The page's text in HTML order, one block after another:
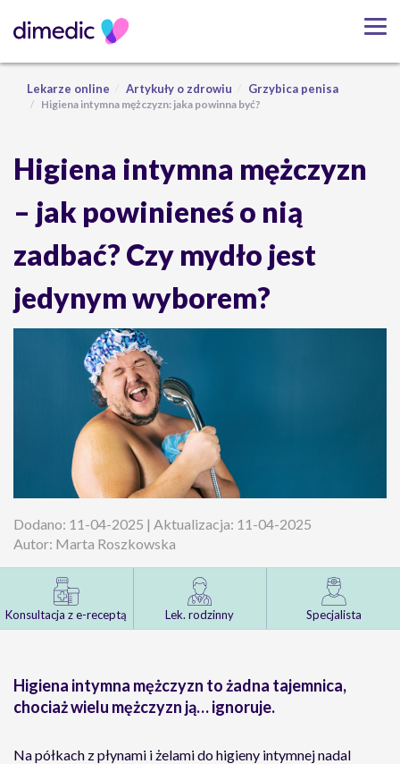
Lekarze online Artykuły o zdrowiu Grzybica penisa
Higiena intymna mężczyzn: jaka powinna być?
Higiena intymna mężczyzn
– jak powinieneś o nią
zadbać? Czy mydło jest
jedynym wyborem?
Dodano: 11-04-2025 | Aktualizacja: 11-04-2025
Autor: Marta Roszkowska
Konsultacja z e-receptą Lek. rodzinny Specjalista
Higiena intymna mężczyzn to żadna tajemnica,
chociaż wielu mężczyzn ją… ignoruje.
Na półkach z płynami i żelami do higieny intymnej nadal